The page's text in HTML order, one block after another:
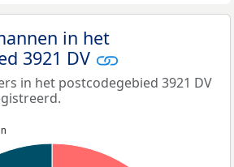
in het
3921 DV
in het postcodegebied 3921 DV